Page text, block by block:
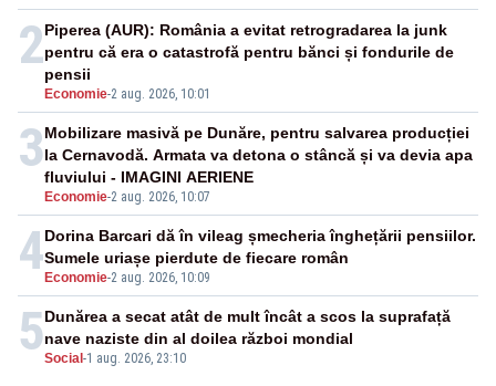
2
Economie-2 aug. 2026, 10:01
Piperea (AUR): România a evitat retrogradarea la junk
pentru că era o catastrofă pentru bănci și fondurile de
pensii
3
Economie-2 aug. 2026, 10:07
Mobilizare masivă pe Dunăre, pentru salvarea producției
la Cernavodă. Armata va detona o stâncă și va devia apa
fluviului - IMAGINI AERIENE
4 Economie-2 aug. 2026, 10:09
Dorina Barcari dă în vileag șmecheria înghețării pensiilor.
Sumele uriașe pierdute de fiecare român
5Social -1 aug. 2026, 23:10
Dunărea a secat atât de mult încât a scos la suprafață
nave naziste din al doilea război mondial